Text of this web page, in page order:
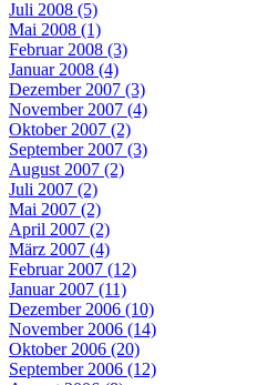
Juli 2008 (5)
Mai 2008 (1)
Februar 2008 (3)
Januar 2008 (4)
Dezember 2007 (3)
November 2007 (4)
Oktober 2007 (2)
September 2007 (3)
August 2007 (2)
Juli 2007 (2)
Mai 2007 (2)
April 2007 (2)
März 2007 (4)
Februar 2007 (12)
Januar 2007 (11)
Dezember 2006 (10)
November 2006 (14)
Oktober 2006 (20)
September 2006 (12)